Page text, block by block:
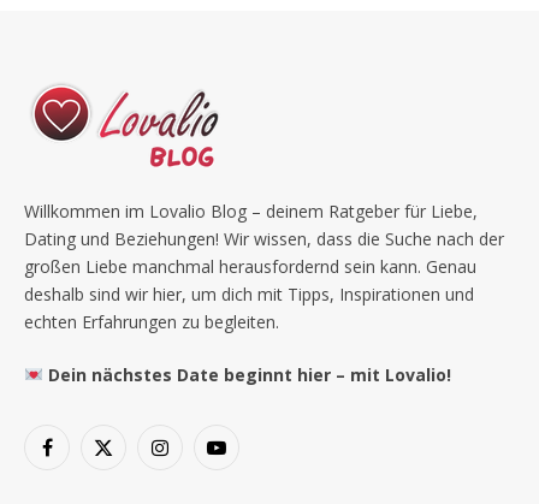
Willkommen im Lovalio Blog – deinem Ratgeber für Liebe,
Dating und Beziehungen! Wir wissen, dass die Suche nach der
großen Liebe manchmal herausfordernd sein kann. Genau
deshalb sind wir hier, um dich mit Tipps, Inspirationen und
echten Erfahrungen zu begleiten.
Dein nächstes Date beginnt hier – mit Lovalio!
Facebook
X
InstagramYouTube